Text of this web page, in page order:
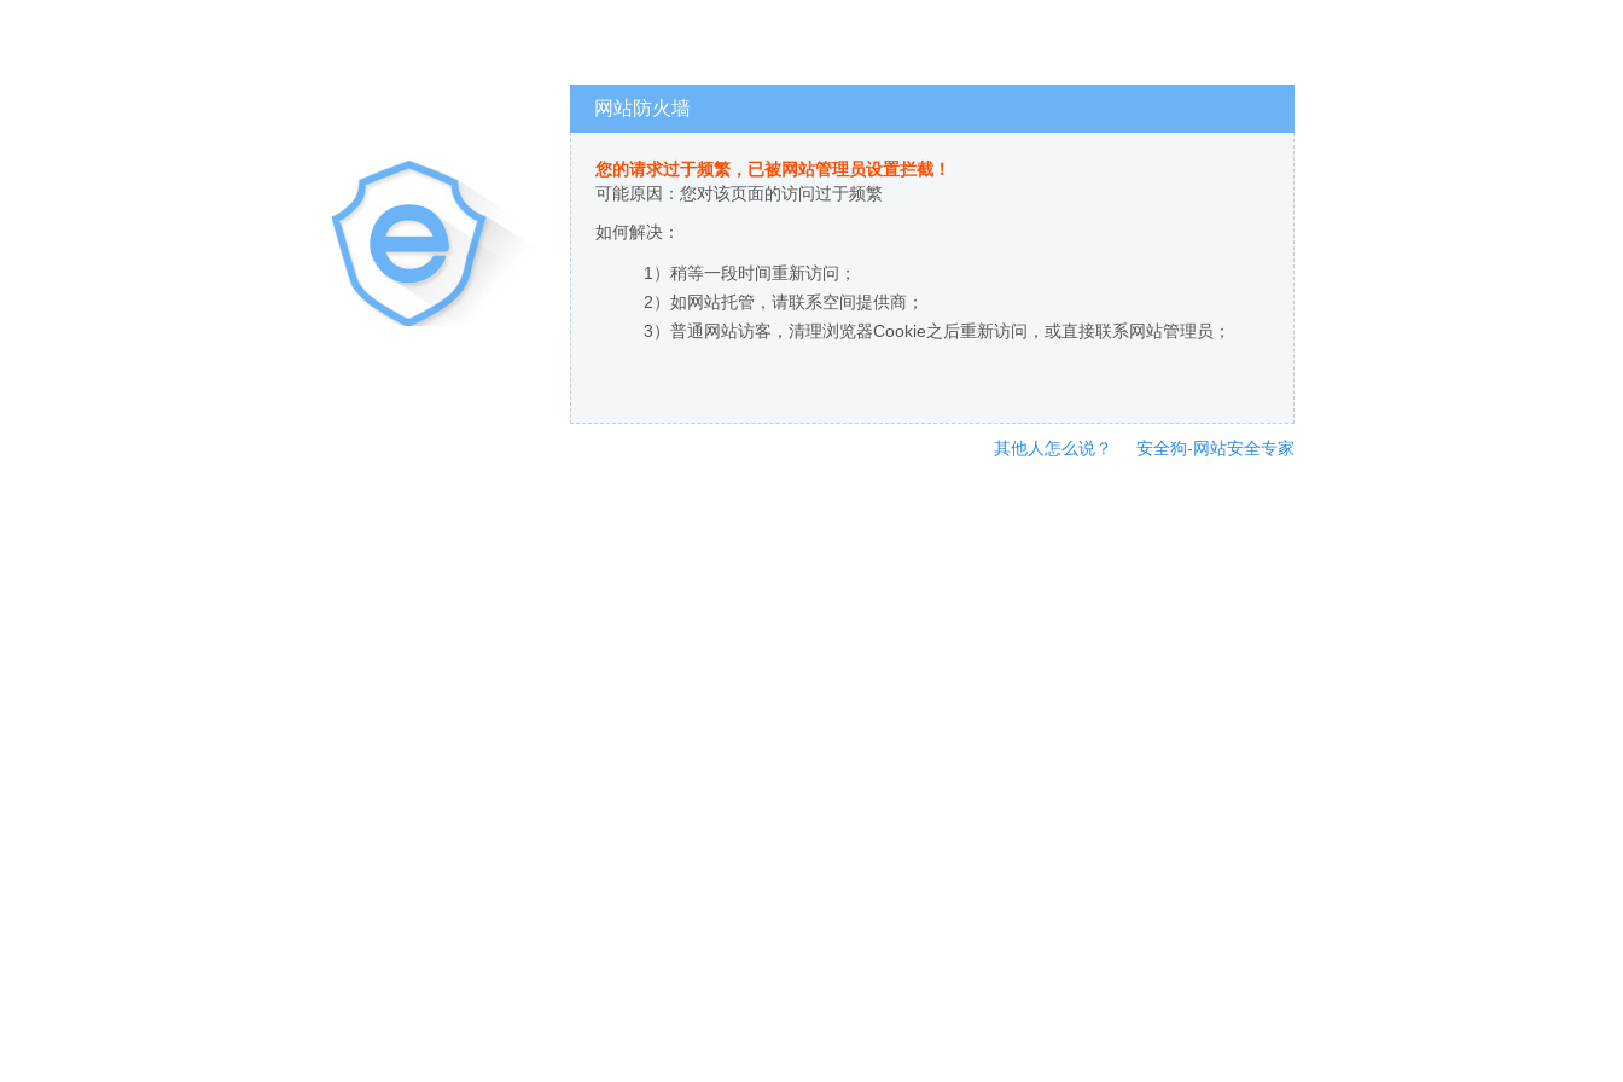
网站防火墙
您的请求过于频繁，已被网站管理员设置拦截！
可能原因：您对该页面的访问过于频繁
如何解决：
1）稍等一段时间重新访问；
2）如网站托管，请联系空间提供商；
3）普通网站访客，清理浏览器Cookie之后重新访问，或直接联系网站管理员；
其他人怎么说？ 安全狗-网站安全专家